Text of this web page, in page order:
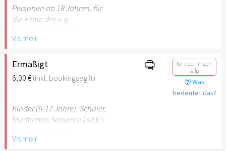
Personen ab 18 Jahren, für
die keine der u.g.
Vis meir
Ermäßigt
6,00 €(inkl. bookingavgift)
for tiden ingen
salg
Was
bedeutet das?
Kinder (6-17 Jahre), Schüler,
Studenten, Senioren (ab 65
Behinderung (ab 50%),
Vis meir